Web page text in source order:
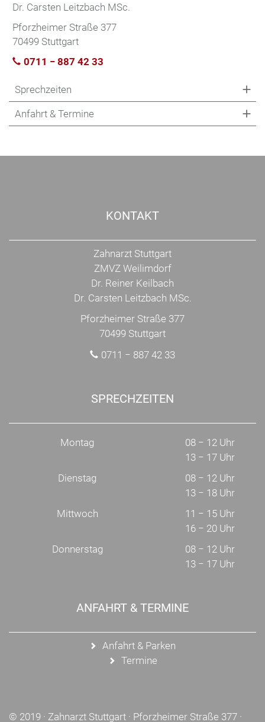
Dr. Carsten Leitzbach MSc.
Pforzheimer Straße 377
70499 Stuttgart
0711 − 887 42 33
Sprechzeiten
Anfahrt & Termine
KONTAKT
Zahnarzt Stuttgart
ZMVZ Weilimdorf
Dr. Reiner Keilbach
Dr. Carsten Leitzbach MSc.
Pforzheimer Straße 377
70499 Stuttgart
0711 − 887 42 33
SPRECHZEITEN
Montag
08 − 12 Uhr
13 − 17 Uhr
Dienstag
08 − 12 Uhr
13 − 18 Uhr
Mittwoch
11 − 15 Uhr
16 − 20 Uhr
Donnerstag
08 − 12 Uhr
13 − 17 Uhr
ANFAHRT & TERMINE
Anfahrt & Parken
Termine
© 2019 · Zahnarzt Stuttgart · Pforzheimer Straße 377 ·